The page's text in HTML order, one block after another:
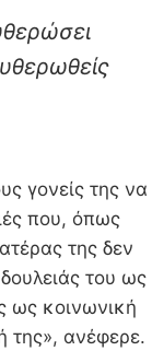
γονείς της να
που, όπως
της δεν
του ως
ως κοινωνική
της», ανέφερε.